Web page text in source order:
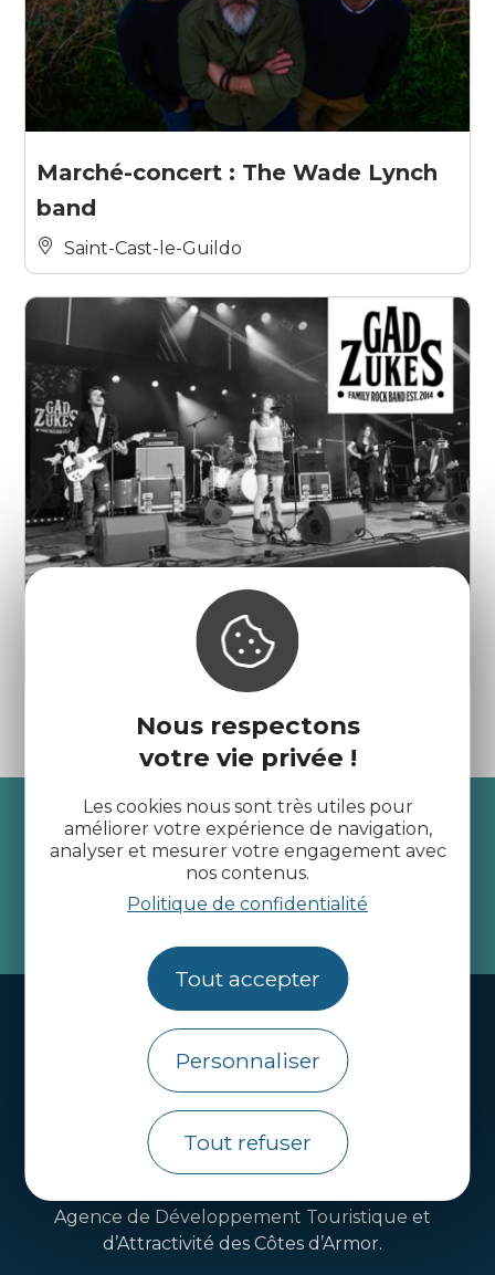
Nous respectons
votre vie privée !
Les cookies nous sont très utiles pour
améliorer votre expérience de navigation,
analyser et mesurer votre engagement avec
nos contenus.
Politique de confidentialité
Tout accepter
Personnaliser
Tout refuser
Marché-concert : The Wade Lynch
band
Saint-Cast-le-Guildo
Marché - Concert : Gad Zukes
Saint-Cast-le-Guildo
Recevez l’actualité des
Côtes d’Armor
Handi-tourisme
Webcams
Brochures
Infos pratiques
Agence de Développement Touristique et
d’Attractivité des Côtes d’Armor.